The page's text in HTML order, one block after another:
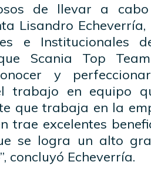
de llevar a
Lisandro
e Institucionales
que Scania Top
y
trabajo en equipo
que trabaja en la
trae excelentes
se logra un alto
concluyó Echeverría.